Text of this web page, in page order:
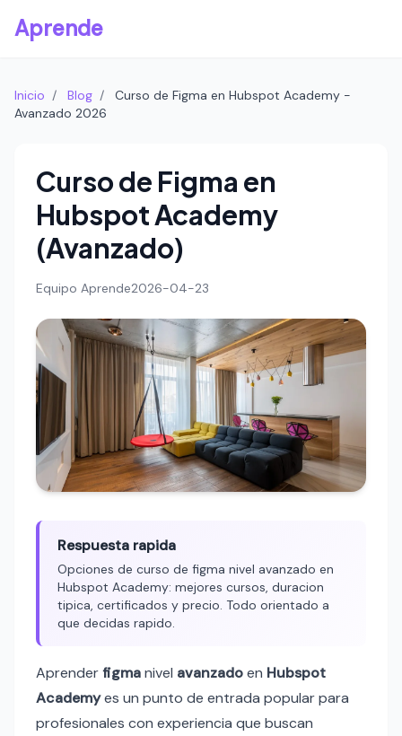
Aprende
Inicio / Blog /
Curso de Figma en Hubspot Academy -
Avanzado 2026
Curso de Figma en
Hubspot Academy
(Avanzado)
Equipo Aprende2026-04-23
Respuesta rapida
Opciones de curso de figma nivel avanzado en
Hubspot Academy: mejores cursos, duracion
tipica, certificados y precio. Todo orientado a
que decidas rapido.
Aprenderfigmanivel avanzadoen Hubspot
Academyes un punto de entrada popular para
profesionales con experiencia que buscan